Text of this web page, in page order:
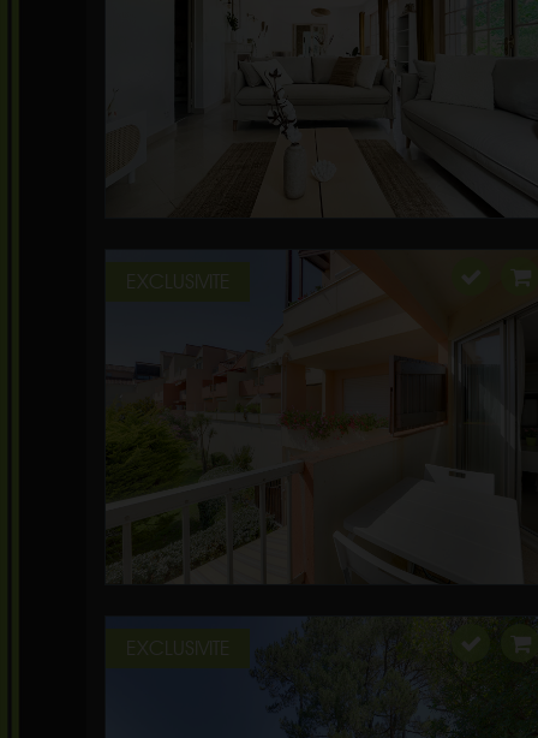
EXCLUSIVITE
EXCLUSIVITE